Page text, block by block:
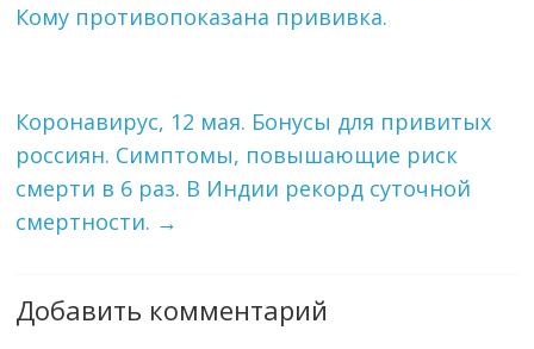
Кому противопоказана прививка.
Коронавирус, 12 мая. Бонусы для привитых
россиян. Симптомы, повышающие риск
смерти в 6 раз. В Индии рекорд суточной
смертности. →
Добавить комментарий